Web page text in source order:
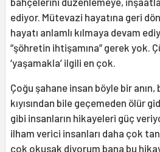
ediyor. Mütevazi hayatına geri
hayatı anlamlı kılmaya devam
“şöhretin ihtişamına” gerek yok.
‘yaşamakla’ ilgili en çok.
Çoğu şahane insan böyle bir
kıyısından bile geçemeden ölür
gibi insanların hikayeleri güç
ilham verici insanları daha çok
çok okusak diyorum bana bu